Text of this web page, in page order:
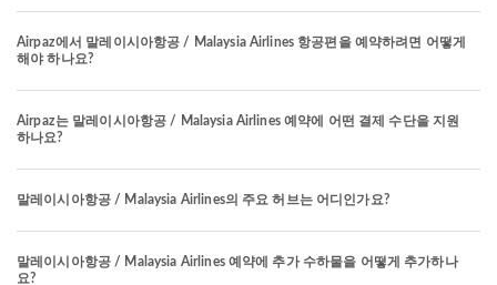
Airpaz에서 말레이시아항공 / Malaysia Airlines 항공편을 예약하려면 어떻게
해야 하나요?
Airpaz는 말레이시아항공 / Malaysia Airlines 예약에 어떤 결제 수단을 지원
하나요?
말레이시아항공 / Malaysia Airlines의 주요 허브는 어디인가요?
말레이시아항공 / Malaysia Airlines 예약에 추가 수하물을 어떻게 추가하나
요?